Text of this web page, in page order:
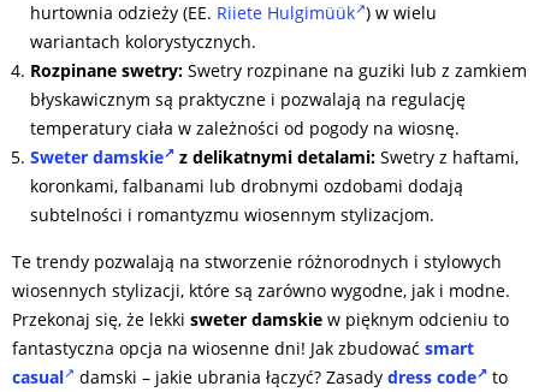
hurtownia odzieży (EE. Riiete Hulgimüük ) w wielu
wariantach kolorystycznych.
Rozpinane swetry: Swetry rozpinane na guziki lub z zamkiem
błyskawicznym są praktyczne i pozwalają na regulację
temperatury ciała w zależności od pogody na wiosnę.
Sweter damskie
z delikatnymi detalami: Swetry z haftami,
koronkami, falbanami lub drobnymi ozdobami dodają
subtelności i romantyzmu wiosennym stylizacjom.
Te trendy pozwalają na stworzenie różnorodnych i stylowych
wiosennych stylizacji, które są zarówno wygodne, jak i modne.
Przekonaj się, że lekki sweter damskie w pięknym odcieniu to
fantastyczna opcja na wiosenne dni! Jak zbudować smart
casual
damski – jakie ubrania łączyć? Zasady dress code
to